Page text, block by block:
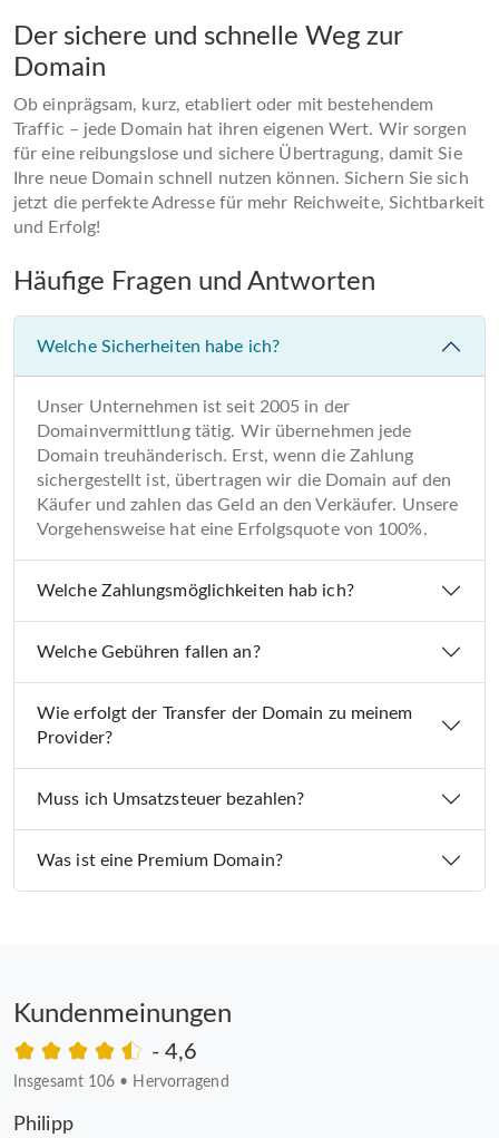
Der sichere und schnelle Weg zur
Domain
Ob einprägsam, kurz, etabliert oder mit bestehendem
Traffic – jede Domain hat ihren eigenen Wert. Wir sorgen
für eine reibungslose und sichere Übertragung, damit Sie
Ihre neue Domain schnell nutzen können. Sichern Sie sich
jetzt die perfekte Adresse für mehr Reichweite, Sichtbarkeit
und Erfolg!
Häufige Fragen und Antworten
Welche Sicherheiten habe ich?
Unser Unternehmen ist seit 2005 in der
Domainvermittlung tätig. Wir übernehmen jede
Domain treuhänderisch. Erst, wenn die Zahlung
sichergestellt ist, übertragen wir die Domain auf den
Käufer und zahlen das Geld an den Verkäufer. Unsere
Vorgehensweise hat eine Erfolgsquote von 100%.
Welche Zahlungsmöglichkeiten hab ich?
Welche Gebühren fallen an?
Wie erfolgt der Transfer der Domain zu meinem
Provider?
Muss ich Umsatzsteuer bezahlen?
Was ist eine Premium Domain?
Kundenmeinungen
- 4,6
Insgesamt 106 • Hervorragend
Philipp